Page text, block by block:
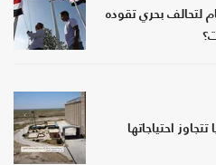
لتحالف بحري تقوده
احتياجاتها